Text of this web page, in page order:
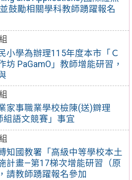
鼓勵相關學科教師踴躍報名
小學為辦理115年度本市「Ｃ
PaGamO」教師增能研習，
家事職業學校檢陳(送)辧理
組語文競賽」事宜
知國教署「高級中等學校本土
計畫—第17梯次增能研習（原
請教師踴躍報名參加